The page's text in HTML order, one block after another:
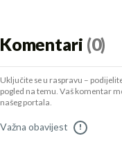
Komentari (0)
Uključite se u raspravu –
pogled na temu. Vaš komentar
našeg portala.
Važna obavijest !